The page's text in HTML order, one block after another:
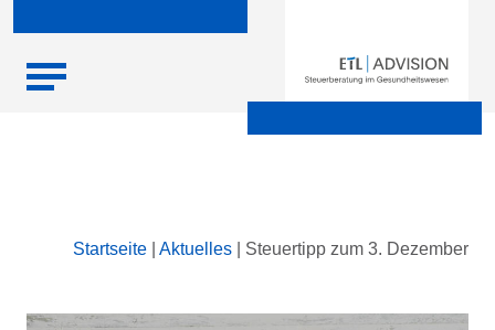
Startseite Aktuelles Steuertipp zum 3. Dezember